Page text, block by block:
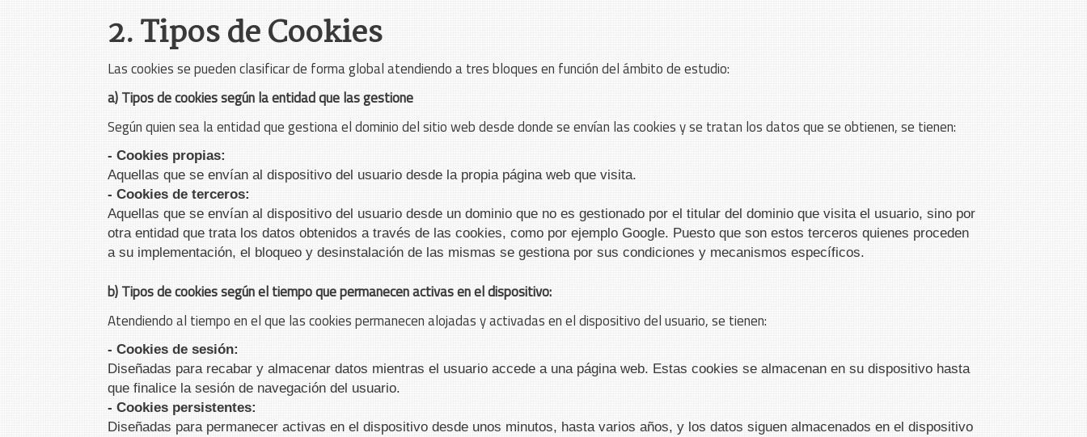
2. Tipos de Cookies
Las cookies se pueden clasificar de forma global atendiendo a tres bloques en función del ámbito de estudio:
a) Tipos de cookies según la entidad que las gestione
Según quien sea la entidad que gestiona el dominio del sitio web desde donde se envían las cookies y se tratan los datos que se obtienen, se tienen:
- Cookies propias:
Aquellas que se envían al dispositivo del usuario desde la propia página web que visita.
- Cookies de terceros:
Aquellas que se envían al dispositivo del usuario desde un dominio que no es gestionado por el titular del dominio que visita el usuario, sino por
otra entidad que trata los datos obtenidos a través de las cookies, como por ejemplo Google. Puesto que son estos terceros quienes proceden
a su implementación, el bloqueo y desinstalación de las mismas se gestiona por sus condiciones y mecanismos específicos.
b) Tipos de cookies según el tiempo que permanecen activas en el dispositivo:
Atendiendo al tiempo en el que las cookies permanecen alojadas y activadas en el dispositivo del usuario, se tienen:
- Cookies de sesión:
Diseñadas para recabar y almacenar datos mientras el usuario accede a una página web. Estas cookies se almacenan en su dispositivo hasta
que finalice la sesión de navegación del usuario.
- Cookies persistentes:
Diseñadas para permanecer activas en el dispositivo desde unos minutos, hasta varios años, y los datos siguen almacenados en el dispositivo